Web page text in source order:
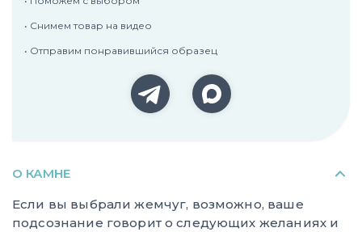
• Снимем товар на видео
• Отправим понравившийся образец
О КАМНЕ
Если вы выбрали жемчуг, возможно, ваше
подсознание говорит о следующих желаниях и